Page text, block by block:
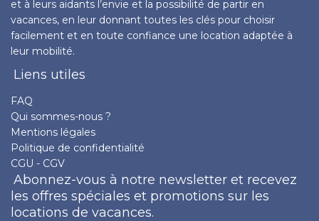
et à leurs aidants l’envie et la possibilité de partir en
vacances, en leur donnant toutes les clés pour choisir
facilement et en toute confiance une location adaptée à
leur mobilité.
Liens utiles
FAQ
Qui sommes-nous ?
Mentions légales
Politique de confidentialité
CGU - CGV
Abonnez-vous à notre newsletter et recevez
les offres spéciales et promotions sur les
locations de vacances.